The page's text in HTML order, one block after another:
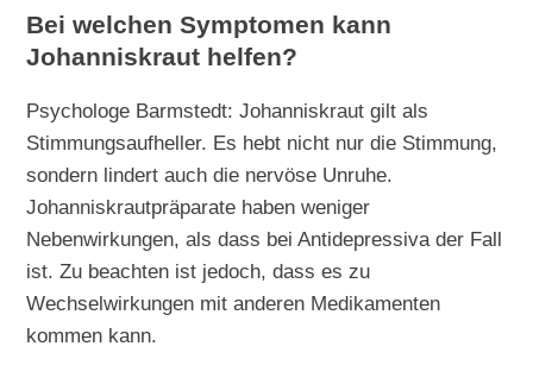
Bei welchen Symptomen kann
Johanniskraut helfen?
Psychologe Barmstedt: Johanniskraut gilt als
Stimmungsaufheller. Es hebt nicht nur die Stimmung,
sondern lindert auch die nervöse Unruhe.
Johanniskrautpräparate haben weniger
Nebenwirkungen, als dass bei Antidepressiva der Fall
ist. Zu beachten ist jedoch, dass es zu
Wechselwirkungen mit anderen Medikamenten
kommen kann.